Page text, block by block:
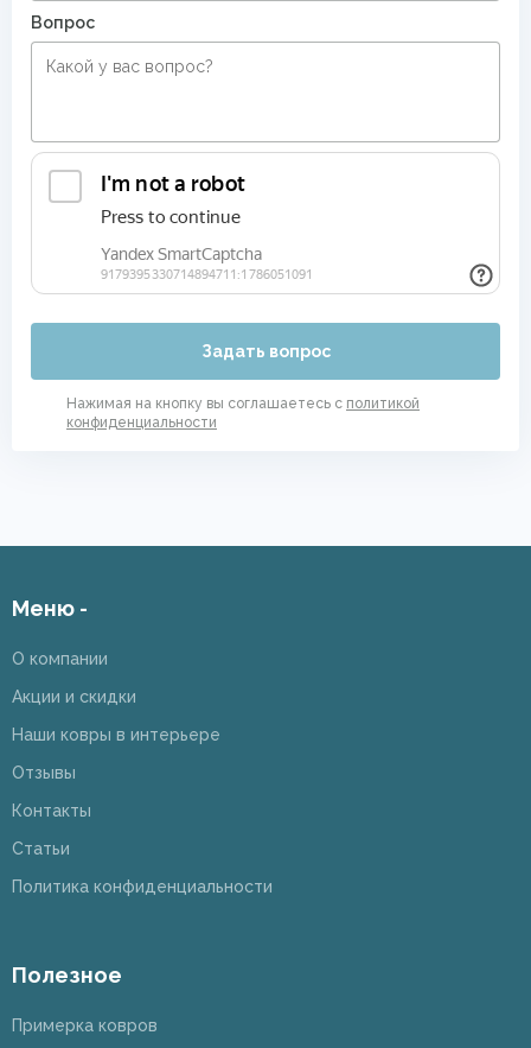
Вопрос
Задать вопрос
Нажимая на кнопку вы соглашаетесь с политикой
конфиденциальности
Меню -
О компании
Акции и скидки
Наши ковры в интерьере
Отзывы
Контакты
Статьи
Политика конфиденциальности
Полезное
Примерка ковров